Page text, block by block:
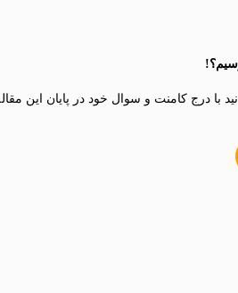
با درج کامنت و سوال خود در پایان این